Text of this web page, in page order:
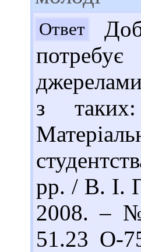
Ответ
з
рр. / В. І.
2008. –
51.23 О-